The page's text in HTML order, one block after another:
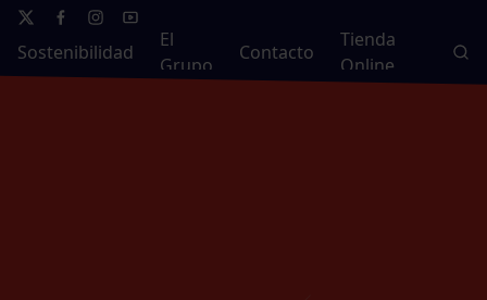
Sostenibilidad
El
Grupo
Contacto
Tienda
Online